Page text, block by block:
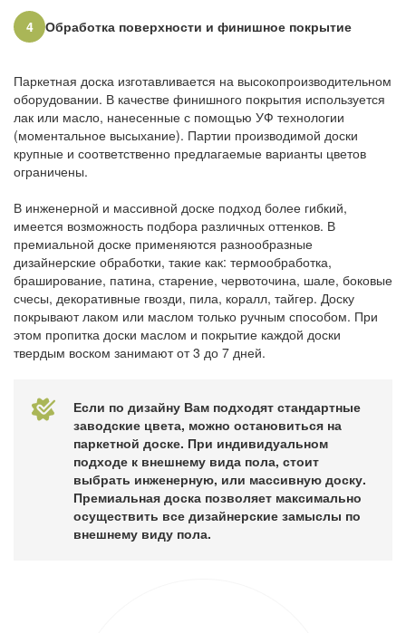
4 Обработка поверхности и финишное покрытие
Паркетная доска изготавливается на высокопроизводительном
оборудовании. В качестве финишного покрытия используется
лак или масло, нанесенные с помощью УФ технологии
(моментальное высыхание). Партии производимой доски
крупные и соответственно предлагаемые варианты цветов
ограничены.
В инженерной и массивной доске подход более гибкий,
имеется возможность подбора различных оттенков. В
премиальной доске применяются разнообразные
дизайнерские обработки, такие как: термообработка,
браширование, патина, старение, червоточина, шале, боковые
счесы, декоративные гвозди, пила, коралл, тайгер. Доску
покрывают лаком или маслом только ручным способом. При
этом пропитка доски маслом и покрытие каждой доски
твердым воском занимают от 3 до 7 дней.
Если по дизайну Вам подходят стандартные
заводские цвета, можно остановиться на
паркетной доске. При индивидуальном
подходе к внешнему вида пола, стоит
выбрать инженерную, или массивную доску.
Премиальная доска позволяет максимально
осуществить все дизайнерские замыслы по
внешнему виду пола.